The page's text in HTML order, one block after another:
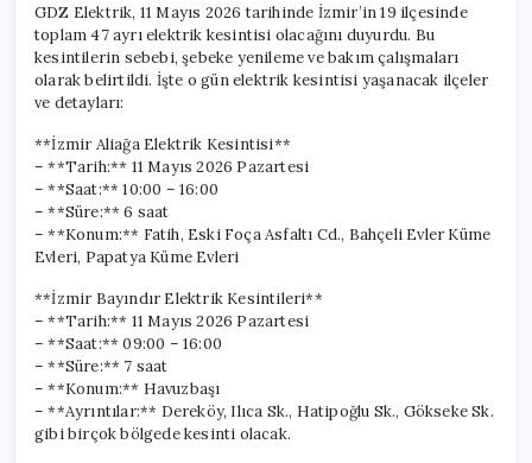
47
Elektrik
Kesintisi
Gerçekleşecek
GDZ Elektrik, 11 Mayıs 2026 tarihinde İzmir’in 19 ilçesinde
toplam 47 ayrı elektrik kesintisi olacağını duyurdu. Bu
kesintilerin sebebi, şebeke yenileme ve bakım çalışmaları
olarak belirtildi. İşte o gün elektrik kesintisi yaşanacak ilçeler
ve detayları:
**İzmir Aliağa Elektrik Kesintisi**
– **Tarih:** 11 Mayıs 2026 Pazartesi
– **Saat:** 10:00 – 16:00
– **Süre:** 6 saat
– **Konum:** Fatih, Eski Foça Asfaltı Cd., Bahçeli Evler Küme
Evleri, Papatya Küme Evleri
**İzmir Bayındır Elektrik Kesintileri**
– **Tarih:** 11 Mayıs 2026 Pazartesi
– **Saat:** 09:00 – 16:00
– **Süre:** 7 saat
– **Konum:** Havuzbaşı
– **Ayrıntılar:** Dereköy, Ilıca Sk., Hatipoğlu Sk., Gökseke Sk.
gibi birçok bölgede kesinti olacak.